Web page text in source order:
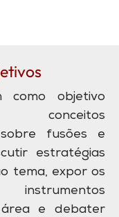
como objetivo
conceitos
fusões e
estratégias
tema, expor os
e debater